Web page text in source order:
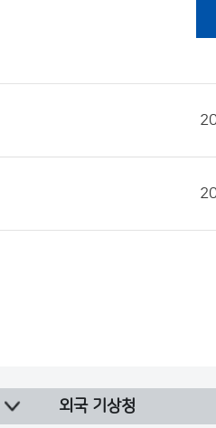
외국 기상청